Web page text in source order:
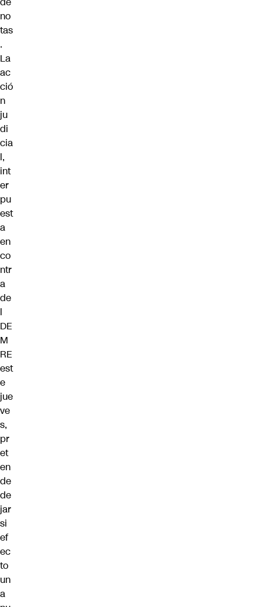
no
tas
.
La
ac
ció
n
ju
di
cia
l,
int
er
pu
est
a
en
co
ntr
a
de
l
DE
M
RE
est
e
jue
ve
s,
pr
et
en
de
de
jar
si
ef
ec
to
un
a